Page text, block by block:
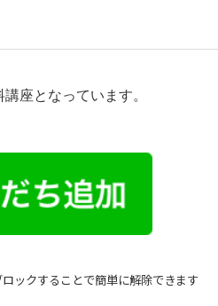
座となっています。
ックすることで簡単に解除できます